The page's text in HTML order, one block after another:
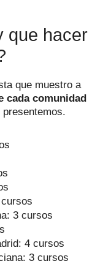
que hacer
que muestro a
cada comunidad
3 cursos
4 cursos
3 cursos